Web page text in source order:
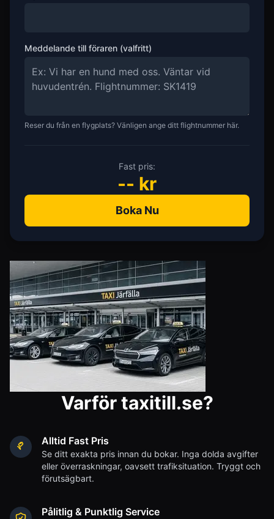
Meddelande till föraren (valfritt)
Reser du från en flygplats? Vänligen ange ditt flightnummer här.
Fast pris:
-- kr
Boka Nu
Varför taxitill.se?
Alltid Fast Pris
Se ditt exakta pris innan du bokar. Inga dolda avgifter
eller överraskningar, oavsett trafiksituation. Tryggt och
förutsägbart.
Pålitlig & Punktlig Service